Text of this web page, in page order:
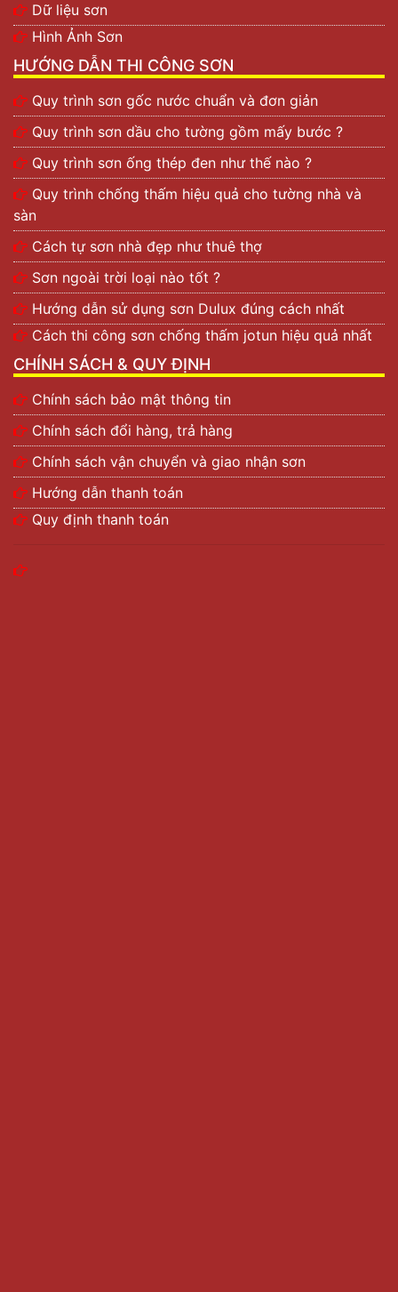
Dữ liệu sơn
Hình Ảnh Sơn
HƯỚNG DẪN THI CÔNG SƠN
Quy trình sơn gốc nước chuẩn và đơn giản
Quy trình sơn dầu cho tường gồm mấy bước ?
Quy trình sơn ống thép đen như thế nào ?
Quy trình chống thấm hiệu quả cho tường nhà và
sàn
Cách tự sơn nhà đẹp như thuê thợ
Sơn ngoài trời loại nào tốt ?
Hướng dẫn sử dụng sơn Dulux đúng cách nhất
Cách thi công sơn chống thấm jotun hiệu quả nhất
CHÍNH SÁCH & QUY ĐỊNH
Chính sách bảo mật thông tin
Chính sách đổi hàng, trả hàng
Chính sách vận chuyển và giao nhận sơn
Hướng dẫn thanh toán
Quy định thanh toán